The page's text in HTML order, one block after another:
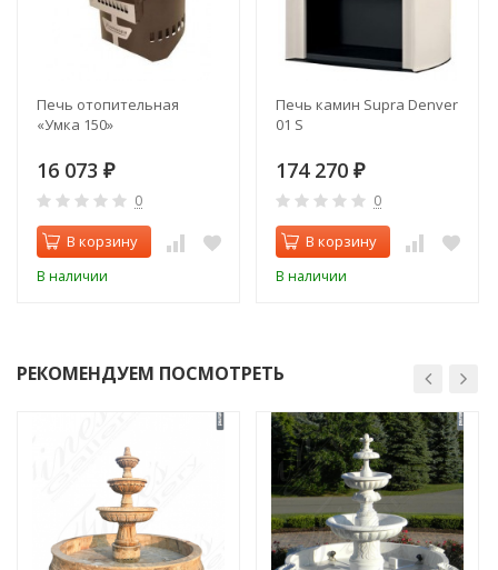
Печь отопительная
«Умка 150»
16 073 ₽
0
В корзину
В наличии
Печь камин Supra Denver
01 S
174 270 ₽
0
В корзину
В наличии
РЕКОМЕНДУЕМ ПОСМОТРЕТЬ